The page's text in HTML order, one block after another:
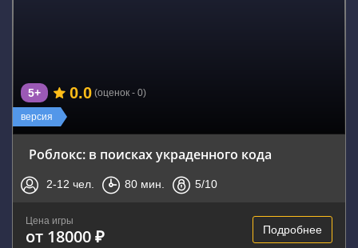
версия
5+ 0.0 (оценок - 0)
Роблокс: в поисках украденного кода
2-12 чел. 80 мин. 5/10
Цена игры
от 18000 ₽ Подробнее